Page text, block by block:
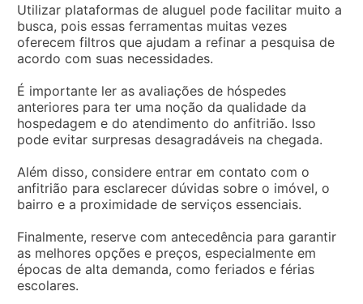
Utilizar plataformas de aluguel pode facilitar muito a
busca, pois essas ferramentas muitas vezes
oferecem filtros que ajudam a refinar a pesquisa de
acordo com suas necessidades.
É importante ler as avaliações de hóspedes
anteriores para ter uma noção da qualidade da
hospedagem e do atendimento do anfitrião. Isso
pode evitar surpresas desagradáveis na chegada.
Além disso, considere entrar em contato com o
anfitrião para esclarecer dúvidas sobre o imóvel, o
bairro e a proximidade de serviços essenciais.
Finalmente, reserve com antecedência para garantir
as melhores opções e preços, especialmente em
épocas de alta demanda, como feriados e férias
escolares.